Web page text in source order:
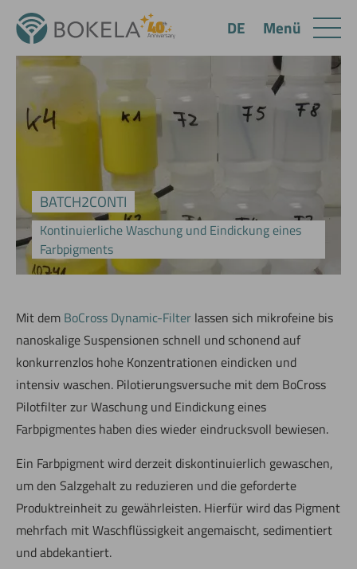
BATCH2CONTI
Kontinuierliche Waschung und Eindickung eines
Farbpigments
Mit dem BoCross Dynamic-Filter lassen sich mikrofeine bis
nanoskalige Suspensionen schnell und schonend auf
konkurrenzlos hohe Konzentrationen eindicken und
intensiv waschen. Pilotierungsversuche mit dem BoCross
Pilotfilter zur Waschung und Eindickung eines
Farbpigmentes haben dies wieder eindrucksvoll bewiesen.
Ein Farbpigment wird derzeit diskontinuierlich gewaschen,
um den Salzgehalt zu reduzieren und die geforderte
Produktreinheit zu gewährleisten. Hierfür wird das Pigment
mehrfach mit Waschflüssigkeit angemaischt, sedimentiert
und abdekantiert.
Menü
DE